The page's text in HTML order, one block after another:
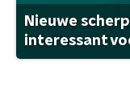
Nieuwe
interessant